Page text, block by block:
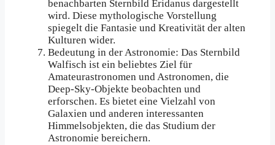
benachbarten Sternbild Eridanus dargestellt
wird. Diese mythologische Vorstellung
spiegelt die Fantasie und Kreativität der alten
Kulturen wider.
Bedeutung in der Astronomie: Das Sternbild
Walfisch ist ein beliebtes Ziel für
Amateurastronomen und Astronomen, die
Deep-Sky-Objekte beobachten und
erforschen. Es bietet eine Vielzahl von
Galaxien und anderen interessanten
Himmelsobjekten, die das Studium der
Astronomie bereichern.